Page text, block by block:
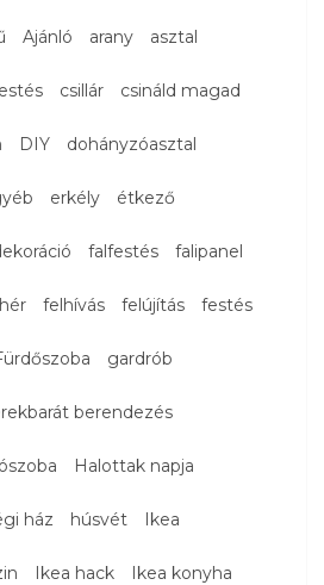
Ajánló arany asztal
csillár csináld magad
DIY dohányzóasztal
erkély étkező
falfestés falipanel
felhívás felújítás festés
gardrób
berendezés
Halottak napja
ház húsvét Ikea
Ikea hack Ikea konyha